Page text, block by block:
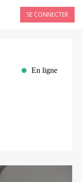
SE CONNECTER
En ligne